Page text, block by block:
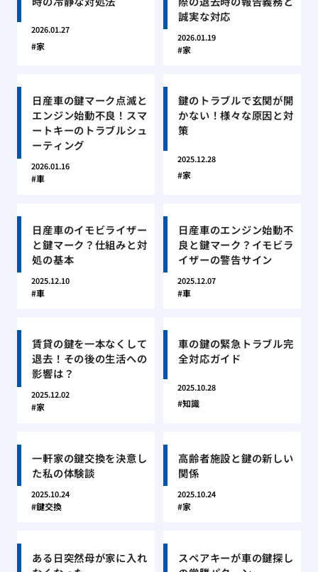
2026.01.27
家
誠実な対応
2026.01.19
家
日産車の鍵マーク点滅と
エンジン始動不良！スマ
ートキーのトラブルシュ
ーティング
2026.01.16
車
鍵のトラブルで玄関が開
かない！様々な原因と対
策
2025.12.28
家
日産車のイモビライザー
と鍵マーク？仕組みと対
処の基本
2025.12.10
車
日産車のエンジン始動不
良と鍵マーク？イモビラ
イザーの警告サイン
2025.12.07
車
賃貸の鍵を一本なくして
退去！その後の生活への
影響は？
2025.12.02
家
車の鍵の緊急トラブル完
全対応ガイド
2025.10.28
知識
一軒家の鍵交換を決意し
た私の体験談
2025.10.24
鍵交換
高齢者施設と鍵の新しい
関係
2025.10.24
家
ある日突然母が家に入れ
スペアキーが車の鍵探し